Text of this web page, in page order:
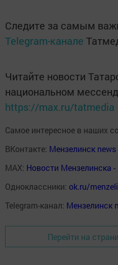
Следите за самым
Telegram-канале
Читайте новости
национальном
https://max.ru/tatmedia
Самое интересное в наших
ВКонтакте: Мензелинск
MAX: Новости Мензелинска
Одноклассники: ok.ru/
Telegram-канал: Мензелинск
Перейти на